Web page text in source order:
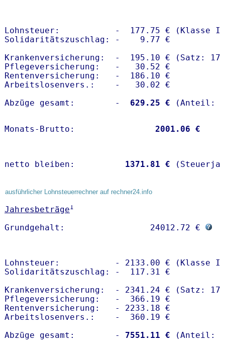
Lohnsteuer:           -  177.75 € (Klasse I)
Solidaritätszuschlag: -    9.77 €
Krankenversicherung:  -  195.10 € (Satz:
Pflegeversicherung:   -   30.52 €
Rentenversicherung:   -  186.10 €
Arbeitslosenvers.:    -   30.02 €
Abzüge gesamt:        -
  629.25 €
Monats-Brutto: 2001.06 €
netto bleiben: 1371.81 €
ausführlicher Lohnsteuerrechner auf rechner24.info
Jahresbeträge1
Grundgehalt:                 24012.72 €
Lohnsteuer:           - 2133.00 € (Klasse I)
Solidaritätszuschlag: -  117.31 €
Krankenversicherung:  - 2341.24 € (Satz:
Pflegeversicherung:   -  366.19 €
Rentenversicherung:   - 2233.18 €
Arbeitslosenvers.:    -  360.19 €
Abzüge gesamt:        -
7551.11 €